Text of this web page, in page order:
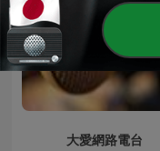
大愛網路電台